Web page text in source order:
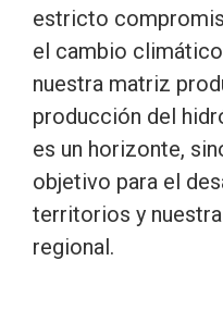
estricto
el cambio
nuestra matriz
producción del
es un horizonte,
objetivo para el
territorios y
regional.